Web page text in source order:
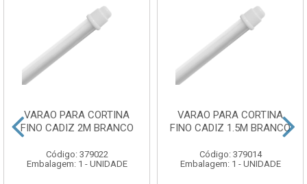
VARAO PARA CORTINA
FINO CADIZ 2M BRANCO
Código: 379022
Embalagem: 1 - UNIDADE
VARAO PARA CORTINA
FINO CADIZ 1.5M BRANCO
Código: 379014
Embalagem: 1 - UNIDADE